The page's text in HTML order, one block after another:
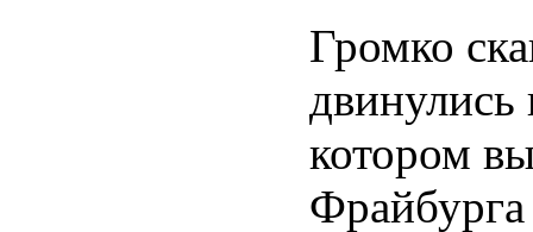
Громко
двинулись
котором
Фрайбурга